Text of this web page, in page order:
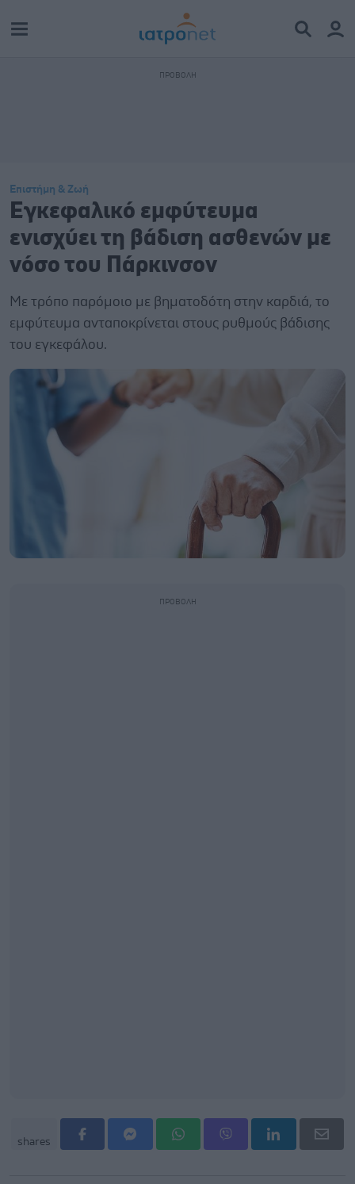
Επιστήμη & Ζωή
Εγκεφαλικό εμφύτευμα
ενισχύει τη βάδιση ασθενών με
νόσο του Πάρκινσον
Με τρόπο παρόμοιο με βηματοδότη στην καρδιά, το
εμφύτευμα ανταποκρίνεται στους ρυθμούς βάδισης
του εγκεφάλου.
shares